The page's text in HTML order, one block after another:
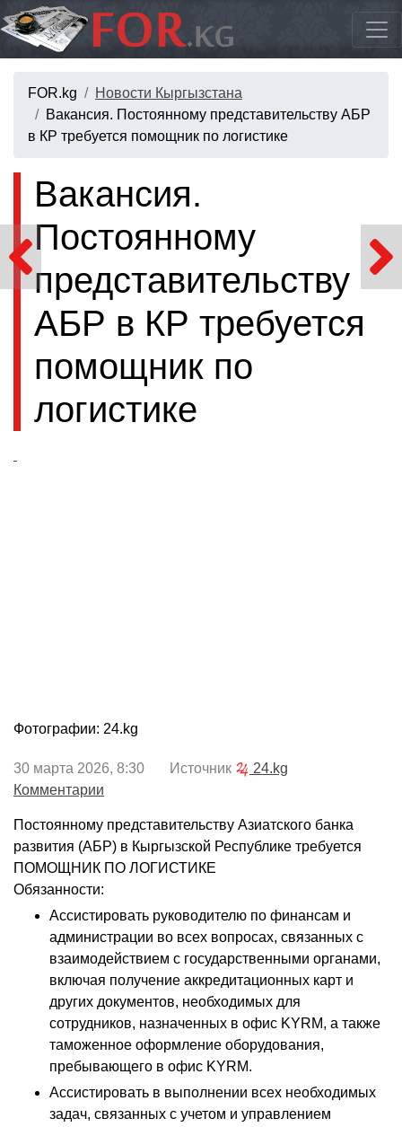
FOR.kg
Новости Кыргызстана
Вакансия. Постоянному представительству АБР
в КР требуется помощник по логистике
Вакансия.
Постоянному
представительству
АБР в КР требуется
помощник по
логистике
Фотографии: 24.kg
30 марта 2026, 8:30 Источник
24.kg
Комментарии
Постоянному представительству Азиатского банка
развития (АБР) в Кыргызской Республике требуется
ПОМОЩНИК ПО ЛОГИСТИКЕ
Обязанности:
Ассистировать руководителю по финансам и
администрации во всех вопросах, связанных с
взаимодействием с государственными органами,
включая получение аккредитационных карт и
других документов, необходимых для
сотрудников, назначенных в офис KYRM, а также
таможенное оформление оборудования,
пребывающего в офис KYRM.
Ассистировать в выполнении всех необходимых
задач, связанных с учетом и управлением